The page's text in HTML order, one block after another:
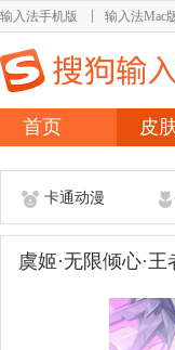
输入法手机版 输入法Mac
首页 皮
卡通动漫
虞姬·无限倾心·王